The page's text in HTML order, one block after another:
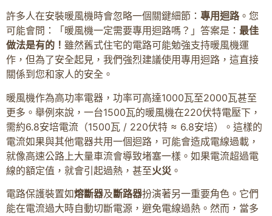
許多人在安裝暖風機時會忽略一個關鍵細節： 專用迴路。您
可能會問：「暖風機一定需要專用迴路嗎？」答案是： 最佳
做法是有的！ 雖然舊式住宅的電路可能勉強支持暖風機運
作，但為了安全起見，我們強烈建議使用專用迴路，這直接
關係到您和家人的安全。
暖風機作為高功率電器，功率可高達1000瓦至2000瓦甚至
更多。舉例來說，一台1500瓦的暖風機在220伏特電壓下，
需約6.8安培電流（1500瓦 / 220伏特 ≈ 6.8安培）。這樣的
電流如果與其他電器共用一個迴路，可能會造成電線過載，
就像高速公路上大量車流會導致堵塞一樣。如果電流超過電
線的額定值，就會引起過熱，甚至火災 。
電路保護裝置如熔斷器及 斷路器扮演著另一重要角色。它們
能在電流過大時自動切斷電源，避免電線過熱。然而，當多